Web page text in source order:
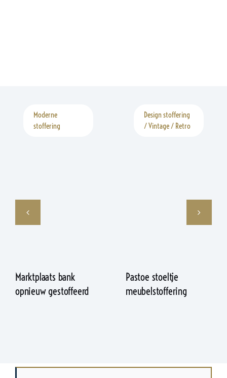
Moderne
stoffering
Marktplaats bank
opnieuw gestoffeerd
Design stoffering
/ Vintage / Retro
Pastoe stoeltje
meubelstoffering